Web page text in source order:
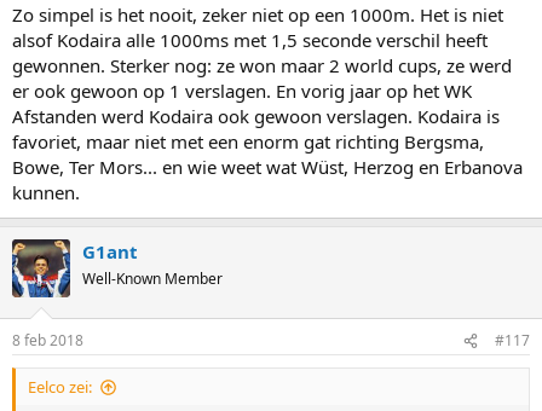
Zo simpel is het nooit, zeker niet op een 1000m. Het is niet
alsof Kodaira alle 1000ms met 1,5 seconde verschil heeft
gewonnen. Sterker nog: ze won maar 2 world cups, ze werd
er ook gewoon op 1 verslagen. En vorig jaar op het WK
Afstanden werd Kodaira ook gewoon verslagen. Kodaira is
favoriet, maar niet met een enorm gat richting Bergsma,
Bowe, Ter Mors... en wie weet wat Wüst, Herzog en Erbanova
kunnen.
G1ant
Well-Known Member
8 feb 2018 #117
Eelco zei: